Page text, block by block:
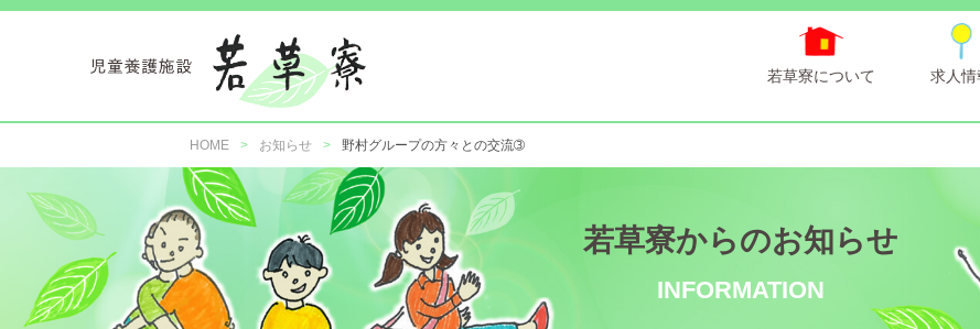
若草寮について 求人情
HOME お知らせ 野村グループの方々との交流➂
若草寮からのお知らせ
INFORMATION